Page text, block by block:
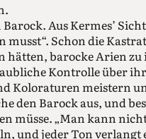
Aus Kermes’
musst“. Schon die
barocke Arien
Kontrolle über
Koloraturen meistern
den Barock aus, und
müsse. „Man kann
und jeder Ton verlangt